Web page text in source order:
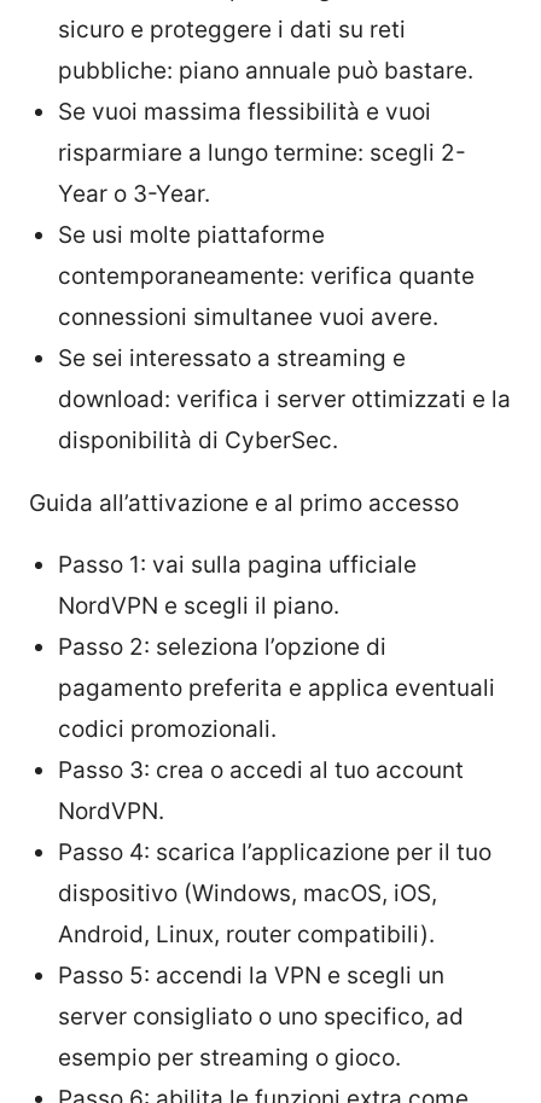
sicuro e proteggere i dati su reti
pubbliche: piano annuale può bastare.
Se vuoi massima flessibilità e vuoi
risparmiare a lungo termine: scegli 2-
Year o 3-Year.
Se usi molte piattaforme
contemporaneamente: verifica quante
connessioni simultanee vuoi avere.
Se sei interessato a streaming e
download: verifica i server ottimizzati e la
disponibilità di CyberSec.
Guida all’attivazione e al primo accesso
Passo 1: vai sulla pagina ufficiale
NordVPN e scegli il piano.
Passo 2: seleziona l’opzione di
pagamento preferita e applica eventuali
codici promozionali.
Passo 3: crea o accedi al tuo account
NordVPN.
Passo 4: scarica l’applicazione per il tuo
dispositivo (Windows, macOS, iOS,
Android, Linux, router compatibili).
Passo 5: accendi la VPN e scegli un
server consigliato o uno specifico, ad
esempio per streaming o gioco.